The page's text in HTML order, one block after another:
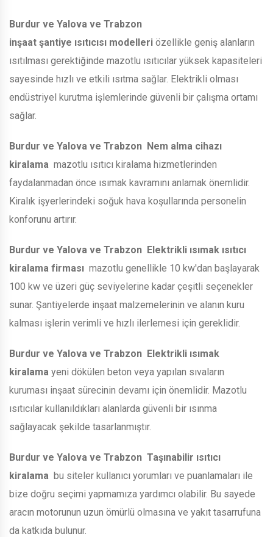
Burdur ve Yalova ve Trabzon
inşaat şantiye ısıtıcısı modelleri özellikle geniş alanların
ısıtılması gerektiğinde mazotlu ısıtıcılar yüksek kapasiteleri
sayesinde hızlı ve etkili ısıtma sağlar. Elektrikli olması
endüstriyel kurutma işlemlerinde güvenli bir çalışma ortamı
sağlar.
Burdur ve Yalova ve Trabzon Nem alma cihazı
kiralama mazotlu ısıtıcı kiralama hizmetlerinden
faydalanmadan önce ısımak kavramını anlamak önemlidir.
Kiralık işyerlerindeki soğuk hava koşullarında personelin
konforunu artırır.
Burdur ve Yalova ve Trabzon Elektrikli ısımak ısıtıcı
kiralama firması mazotlu genellikle 10 kw'dan başlayarak
100 kw ve üzeri güç seviyelerine kadar çeşitli seçenekler
sunar. Şantiyelerde inşaat malzemelerinin ve alanın kuru
kalması işlerin verimli ve hızlı ilerlemesi için gereklidir.
Burdur ve Yalova ve Trabzon Elektrikli ısımak
kiralama yeni dökülen beton veya yapılan sıvaların
kuruması inşaat sürecinin devamı için önemlidir. Mazotlu
ısıtıcılar kullanıldıkları alanlarda güvenli bir ısınma
sağlayacak şekilde tasarlanmıştır.
Burdur ve Yalova ve Trabzon Taşınabilir ısıtıcı
kiralama bu siteler kullanıcı yorumları ve puanlamaları ile
bize doğru seçimi yapmamıza yardımcı olabilir. Bu sayede
aracın motorunun uzun ömürlü olmasına ve yakıt tasarrufuna
da katkıda bulunur.